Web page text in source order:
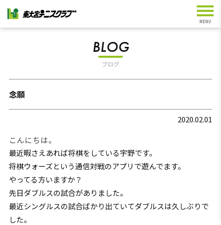
BLOG
ブログ
念願
2020.02.01
こんにちは。
最近暇さえあれば将棋をしている宇野です。
将棋ウォーズという通信対戦のアプリで遊んでます。
やってる方いますか？
先日ダブルスの試合がありました。
最近シングルスの試合ばかり出ていてダブルスは久しぶりで
した。